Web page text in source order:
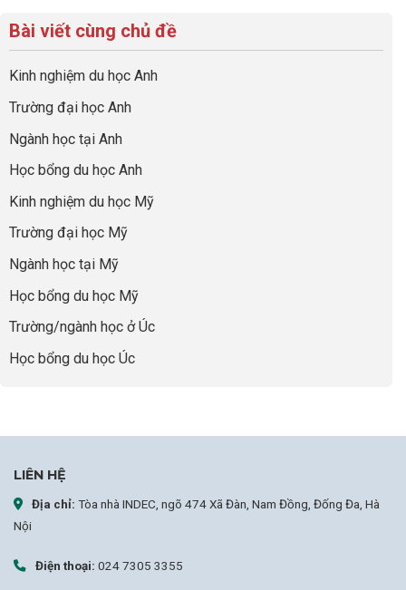
sự
nghiệp
hiệu
quả
của
cha
thông
bộ
hồ
sơ
du
học
“Dày
hoạt
động
nhưng
thiếu
năng
lực”
Việc
Biến
Đoạn
Visa
“Bước
Vàng”
Cất
Cánh
luận
ở
Hiểu
đúng
nghề
và
ngành:
Bí
quyết
không
giờ
chọn
sự
Bài viết cùng chủ đề
Kinh nghiệm du học Anh
Trường đại học Anh
Ngành học tại Anh
Học bổng du học Anh
Kinh nghiệm du học Mỹ
Trường đại học Mỹ
Ngành học tại Mỹ
Học bổng du học Mỹ
Trường/ngành học ở Úc
Học bổng du học Úc
LIÊN HỆ
Địa chỉ: Tòa nhà INDEC, ngõ 474 Xã Đàn, Nam Đồng, Đống Đa, Hà
Nội
Điện thoại: 024 7305 3355